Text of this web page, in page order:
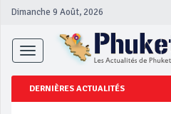
Dimanche 9 Août, 2026
Toggle
navigation
DERNIÈRES ACTUALITÉS